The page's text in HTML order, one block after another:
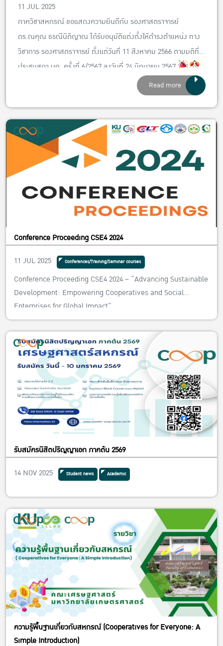
11 JUL 2025
ภาควิชาสหกรณ์ ขอแสดงความยินดีกับ รองศาสตราจารย์
ดร.ณคุณ ธรณีนิติญาณ ได้รับอนุมัติแต่งตั้งให้ดำรงตำแหน่ง ทาง
วิชาการ รองศาสตราจารย์ ตั้งแต่วันที่ 11 สิงหาคม 2566 ตามมติที่
ประชุมสภา มก. ครั้งที่ 6/2567 ลงวันที่ 24 มิถุนายน 2567
Read more
Conference Proceeding CSE4 2024
11 JUL 2025
Conferences/Training/Seminar courses
Conference Proceeding CSE4 2024 – “Advancing Sustainable
Development: Empowering Cooperatives and Social
Enterprises for Global Impact”
รับสมัครนิสิตปริญญาเอก ภาคต้น 2569
14 NOV 2025
Student news Academic
ความรู้พื้นฐานเกี่ยวกับสหกรณ์ (Cooperatives for Everyone: A
Simple Introduction)